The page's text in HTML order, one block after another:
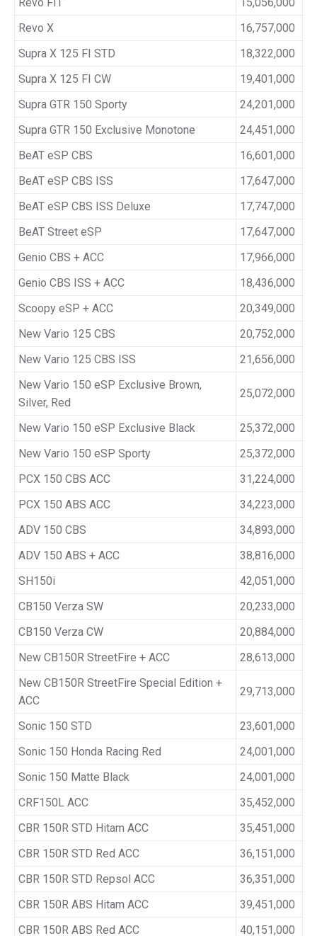
Revo X
16,757,000
Supra X 125 FI STD
18,322,000
Supra X 125 FI CW
19,401,000
Supra GTR 150 Sporty
24,201,000
Supra GTR 150 Exclusive Monotone
24,451,000
BeAT eSP CBS
16,601,000
BeAT eSP CBS ISS
17,647,000
BeAT eSP CBS ISS Deluxe
17,747,000
BeAT Street eSP
17,647,000
Genio CBS + ACC
17,966,000
Genio CBS ISS + ACC
18,436,000
Scoopy eSP + ACC
20,349,000
New Vario 125 CBS
20,752,000
New Vario 125 CBS ISS
21,656,000
New Vario 150 eSP Exclusive Brown,
Silver, Red
25,072,000
New Vario 150 eSP Exclusive Black
25,372,000
New Vario 150 eSP Sporty
25,372,000
PCX 150 CBS ACC
31,224,000
PCX 150 ABS ACC
34,223,000
ADV 150 CBS
34,893,000
ADV 150 ABS + ACC
38,816,000
SH150i
42,051,000
CB150 Verza SW
20,233,000
CB150 Verza CW
20,884,000
New CB150R StreetFire + ACC
28,613,000
New CB150R StreetFire Special Edition +
ACC
29,713,000
Sonic 150 STD
23,601,000
Sonic 150 Honda Racing Red
24,001,000
Sonic 150 Matte Black
24,001,000
CRF150L ACC
35,452,000
CBR 150R STD Hitam ACC
35,451,000
CBR 150R STD Red ACC
36,151,000
CBR 150R STD Repsol ACC
36,351,000
CBR 150R ABS Hitam ACC
39,451,000
CBR 150R ABS Red ACC
40,151,000